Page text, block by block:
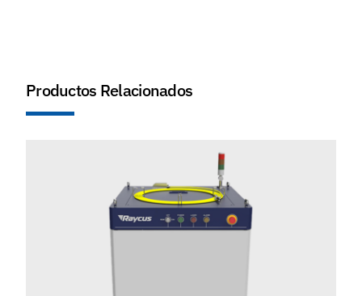
Productos Relacionados